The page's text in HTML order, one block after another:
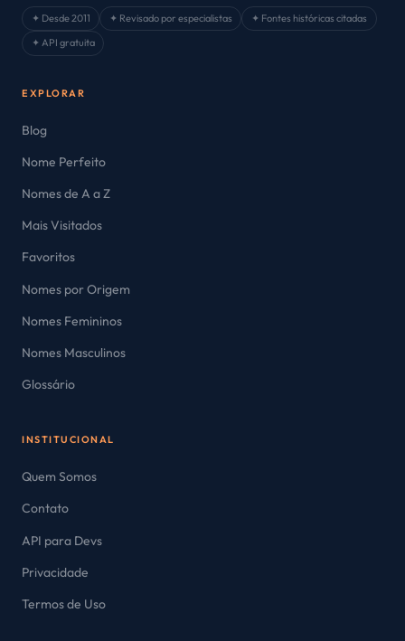
✦ Desde 2011 ✦ Revisado por especialistas
✦ Fontes históricas citadas
✦ API gratuita
EXPLORAR
Blog
Nome Perfeito
Nomes de A a Z
Mais Visitados
Favoritos
Nomes por Origem
Nomes Femininos
Nomes Masculinos
Glossário
INSTITUCIONAL
Quem Somos
Contato
API para Devs
Privacidade
Termos de Uso